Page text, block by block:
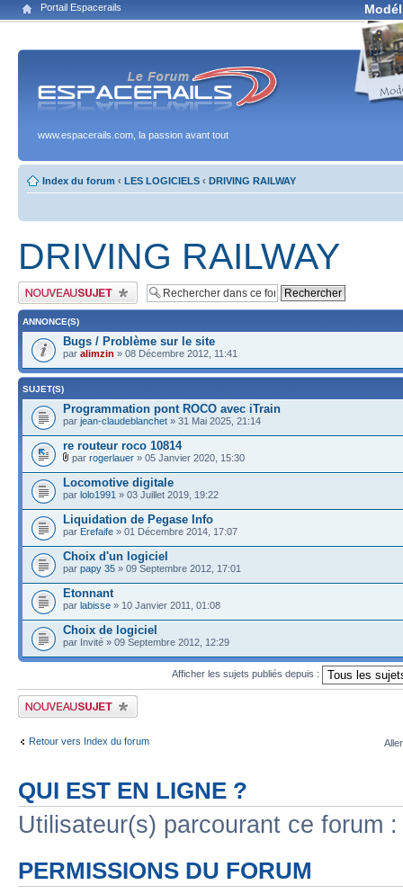
Portail Espacerails
www.espacerails.com, la passion avant tout
Index du forum ‹ LES LOGICIELS ‹ DRIVING RAILWAY
DRIVING RAILWAY
Publier un nouveau sujet
ANNONCE(S)
Bugs / Problème sur le site
par alimzin » 08 Décembre 2012, 11:41
SUJET(S)
Programmation pont ROCO avec iTrain
par jean-claudeblanchet » 31 Mai 2025, 21:14
re routeur roco 10814
par rogerlauer » 05 Janvier 2020, 15:30
Locomotive digitale
par lolo1991 » 03 Juillet 2019, 19:22
Liquidation de Pegase Info
par Erefaife » 01 Décembre 2014, 17:07
Choix d'un logiciel
par papy 35 » 09 Septembre 2012, 17:01
Etonnant
par labisse » 10 Janvier 2011, 01:08
Choix de logiciel
par Invité » 09 Septembre 2012, 12:29
Afficher les sujets publiés depuis :
Publier un nouveau sujet
Retour vers Index du forum
QUI EST EN LIGNE ?
Utilisateur(s) parcourant ce forum
PERMISSIONS DU FORUM